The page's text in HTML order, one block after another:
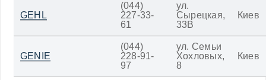
GEHL
(044)
227-33-
61
ул.
Сырецкая,
33В
Киев
GENIE
(044)
228-91-
97
ул. Семьи
Хохловых,
8
Киев